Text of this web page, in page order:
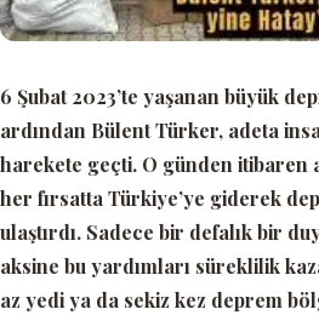
6 Şubat 2023’te yaşanan büyük
ardından Bülent Türker, adeta
harekete geçti. O günden itibaren
her fırsatta Türkiye’ye giderek
ulaştırdı. Sadece bir defalık bir
aksine bu yardımları süreklilik
az yedi ya da sekiz kez deprem